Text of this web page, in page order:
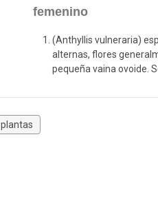
femenino
(Anthyllis vulneraria)
alternas, flores
pequeña vaina ovoide.
plantas